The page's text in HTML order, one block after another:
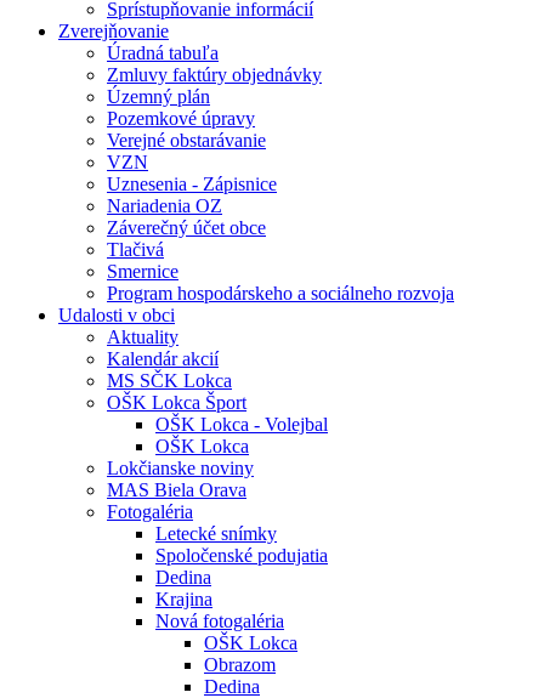
Sprístupňovanie informácií
Zverejňovanie
Úradná tabuľa
Zmluvy faktúry objednávky
Územný plán
Pozemkové úpravy
Verejné obstarávanie
VZN
Uznesenia - Zápisnice
Nariadenia OZ
Záverečný účet obce
Tlačivá
Smernice
Program hospodárskeho a sociálneho rozvoja
Udalosti v obci
Aktuality
Kalendár akcií
MS SČK Lokca
OŠK Lokca Šport
OŠK Lokca - Volejbal
OŠK Lokca
Lokčianske noviny
MAS Biela Orava
Fotogaléria
Letecké snímky
Spoločenské podujatia
Dedina
Krajina
Nová fotogaléria
OŠK Lokca
Obrazom
Dedina